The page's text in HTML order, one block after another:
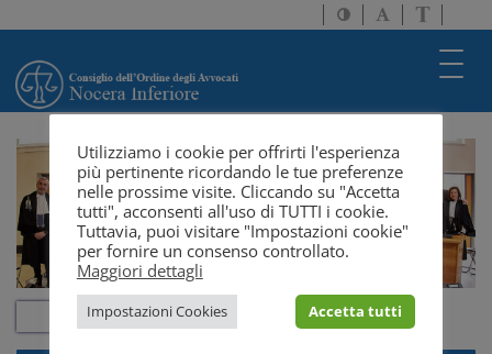
Attiva/disattiva
alto
Attiva/
dimensione
a
solo
Utilizziamo i cookie per offrirti l'esperienza
più pertinente ricordando le tue preferenze
nelle prossime visite. Cliccando su "Accetta
tutti", acconsenti all'uso di TUTTI i cookie.
Tuttavia, puoi visitare "Impostazioni cookie"
per fornire un consenso controllato.
Maggiori dettagli
Impostazioni Cookies Accetta tutti